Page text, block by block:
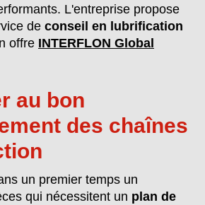
L'entreprise propose
de conseil en lubrification
offre INTERFLON Global
au bon
des chaînes
un premier temps un
qui nécessitent un plan de